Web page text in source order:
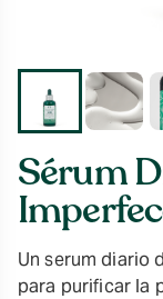
Sérum
Un serum diario
para purificar la